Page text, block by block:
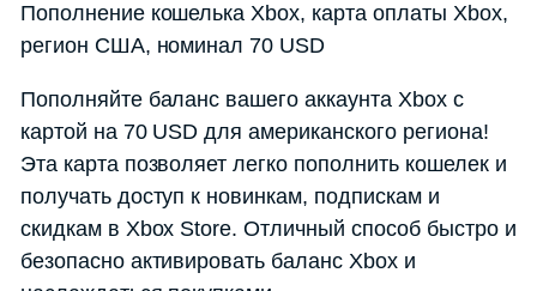
Пополнение кошелька Xbox, карта оплаты Xbox,
регион США, номинал 70 USD
Пополняйте баланс вашего аккаунта Xbox с
картой на 70 USD для американского региона!
Эта карта позволяет легко пополнить кошелек и
получать доступ к новинкам, подпискам и
скидкам в Xbox Store. Отличный способ быстро и
безопасно активировать баланс Xbox и